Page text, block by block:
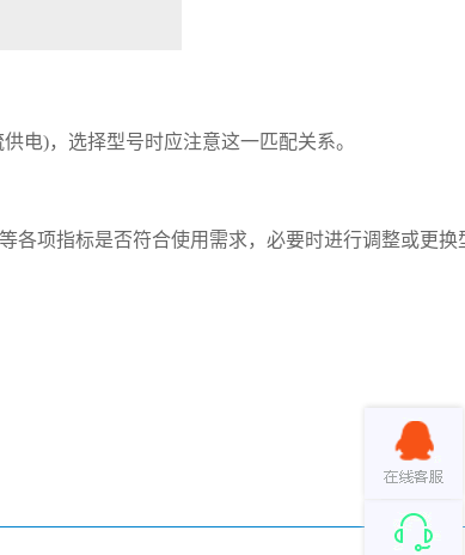
电)，选择型号时应注意这一匹配关系。
项指标是否符合使用需求，必要时进行调整或更换